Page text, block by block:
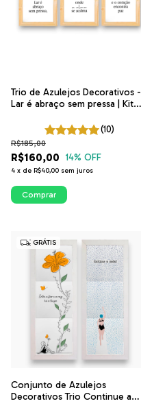
Trio de Azulejos Decorativos -
Lar é abraço sem pressa | Kit
(10)
R$160,00
R$185,00
14% OFF
4 x de R$40,00 sem juros
Comprar
GRÁTIS
Conjunto de Azulejos
Decorativos Trio Continue a